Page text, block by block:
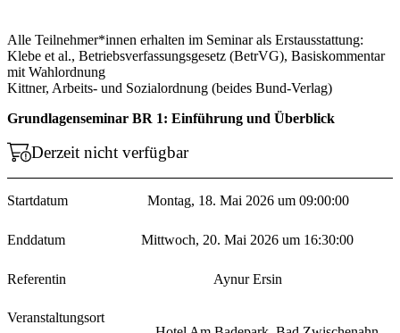
Alle Teilnehmer*innen erhalten im Seminar als Erstausstattung:
Klebe et al., Betriebsverfassungsgesetz (BetrVG), Basiskommentar
mit Wahlordnung
Kittner, Arbeits- und Sozialordnung (beides Bund-Verlag)
Grundlagenseminar BR 1: Einführung und Überblick
Derzeit nicht verfügbar
Startdatum Montag, 18. Mai 2026 um 09:00:00
Enddatum Mittwoch, 20. Mai 2026 um 16:30:00
Referentin Aynur Ersin
Veranstaltungsort